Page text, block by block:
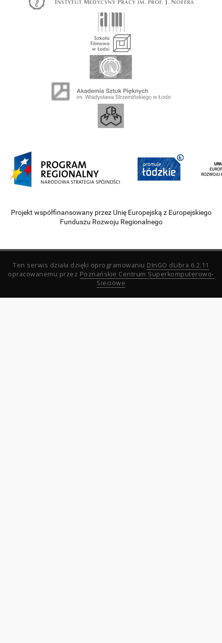
Projekt współfinansowany przez Unię Europejską z Europejskiego
Funduszu Rozwoju Regionalnego
Ten serwis działa dzięki oprogramowaniu DInGO dLibra 6.2.11
opracowanemu przez Poznańskie Centrum Superkomputerowo-
Sieciowe